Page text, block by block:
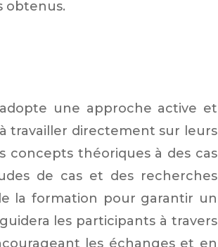
obtenus.
une approche active et
travailler directement sur leurs
concepts théoriques à des cas
de cas et des recherches
la formation pour garantir un
les participants à travers
les échanges et en